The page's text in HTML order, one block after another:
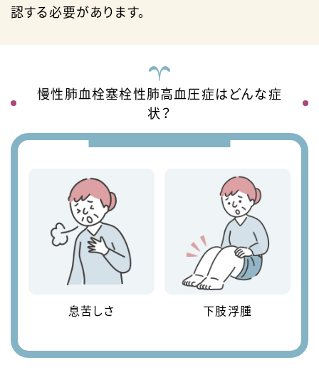
認する必要があります。
慢性肺血栓塞栓性肺高血圧症はどんな症
状？
息苦しさ 下肢浮腫